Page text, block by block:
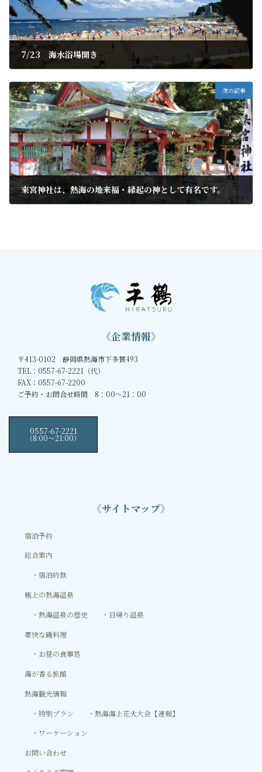
7/23 海水浴場開き
次の記事
來宮神社は、熱海の地来福・縁起の神として有名です。
《企業情報》
〒413-0102 静岡県熱海市下多賀493
TEL：0557-67-2221（代）
FAX：0557-67-2200
ご予約・お問合せ時間 8：00～21：00
0557-67-2221
（8:00〜21:00）
《サイトマップ》
宿泊予約
総合案内
宿泊約款
極上の熱海温泉
熱海温泉の歴史
日帰り温泉
豪快な磯料理
お昼の食事処
海が香る旅館
熱海観光情報
特別プラン
熱海海上花火大会【速報】
ワーケーション
お問い合わせ